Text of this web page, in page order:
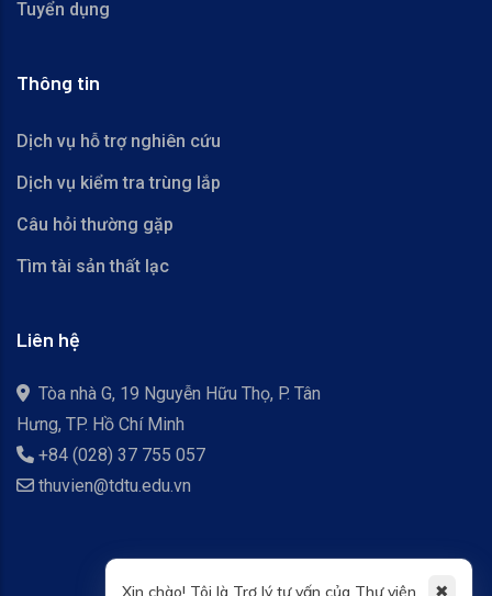
Tuyển dụng
Thông tin
Dịch vụ hỗ trợ nghiên cứu
Dịch vụ kiểm tra trùng lắp
Câu hỏi thường gặp
Tìm tài sản thất lạc
Liên hệ
Tòa nhà G, 19 Nguyễn Hữu Thọ, P. Tân
Hưng, TP. Hồ Chí Minh
+84 (028) 37 755 057
thuvien@tdtu.edu.vn
Xin chào! Tôi là Trợ lý tư vấn của Thư viện. ✖